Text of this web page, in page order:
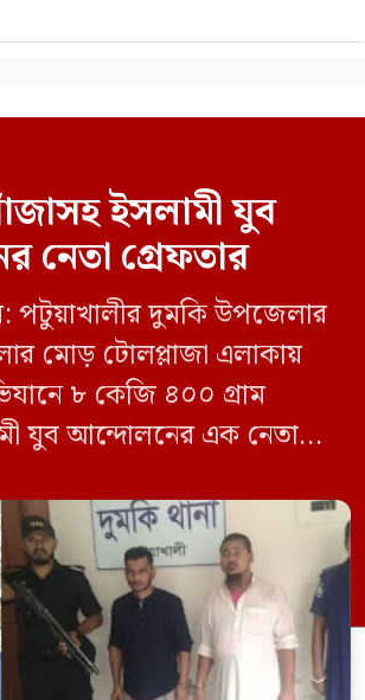
ইসলামী যুব
নেতা গ্রেফতার
পটুয়াখালীর দুমকি উপজেলার
মোড় টোলপ্লাজা এলাকায়
৮ কেজি ৪০০ গ্রাম
যুব আন্দোলনের এক নেতাকে
চালিয়ে মাদক চক্রের আরও
করা হয়। র‍্যাব ও পুলিশ
শুক্রবার গোপন সংবাদের
সিপিসি-১ পটুয়াখালী ক্যাম্পের